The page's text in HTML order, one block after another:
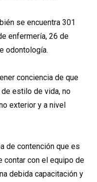
se encuentra 301
enfermería, 26 de
odontología.
conciencia de que
estilo de vida, no
exterior y a nivel
de contención que es
contar con el equipo de
debida capacitación y